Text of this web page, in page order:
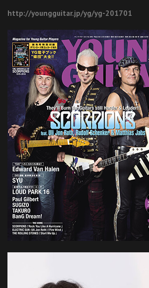
http://youngguitar.jp/yg/yg-201701